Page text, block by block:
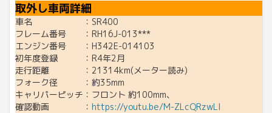
取外し車両詳細
車名 ：SR400
フレーム番号 ：RH16J-013***
エンジン番号 ：H342E-014103
初年度登録 ：R4年2月
走行距離 ：21314km(メーター読み)
フォーク径 ：約35mm
キャリパーピッチ：フロント 約100mm、
確認動画 ： https://youtu.be/M-ZLcQRzwLI